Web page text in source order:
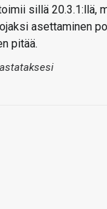
sillä 20.3.1:llä,
asettaminen
pitää.